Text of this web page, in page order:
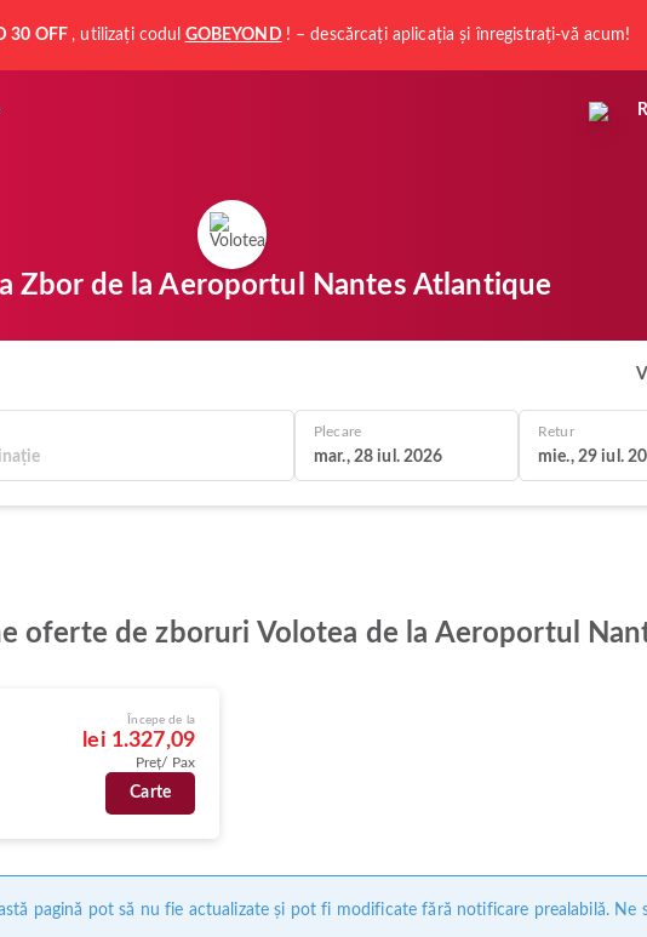
30 OFF , utilizați codul GOBEYOND ! – descărcați aplicația și înregistrați-vă acum!
Zbor de la Aeroportul Nantes Atlantique
Plecare
mar., 28 iul. 2026
Retur
mie., 29 iul.
oferte de zboruri Volotea de la Aeroportul
Începe de la
lei 1.327,09
Preț/ Pax
Carte
pagină pot să nu fie actualizate și pot fi modificate fără notificare prealabilă. Ne